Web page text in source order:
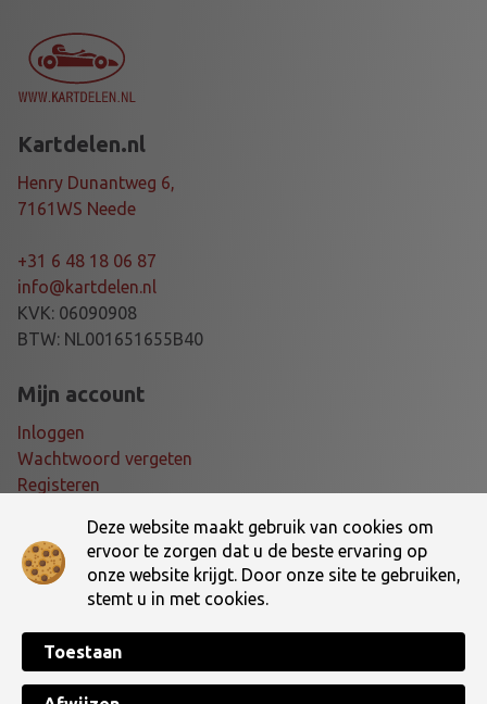
Deze website maakt gebruik van cookies om
ervoor te zorgen dat u de beste ervaring op
onze website krijgt. Door onze site te gebruiken,
stemt u in met cookies.
Toestaan
Kartdelen.nl
Henry Dunantweg 6,
7161WS Neede
+31 6 48 18 06 87
info@kartdelen.nl
KVK: 06090908
BTW: NL001651655B40
Mijn account
Inloggen
Wachtwoord vergeten
Registeren
Voorwaarden
Algemene voorwaarden
Verzending- en retourbeleid
Copyright © 2026 Dé online kartshop van Nederland! | Kartdelen.nl. All